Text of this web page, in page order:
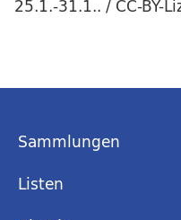
25.1.-31.1.. / CC-BY-
Sammlungen
Listen